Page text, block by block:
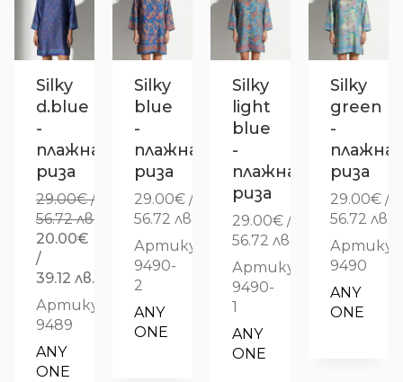
Silky
d.blue
-
плажна
риза
29.00€/
56.72 лв.
Original
price
was:
29.00€
/
20.00€
/
39.12 лв.Текущата
е:
20.00€
Артикул:
9489
ANY
ONE
Silky
blue
-
плажна
риза
29.00€ /
56.72 лв.
Артикул:
9490-
2
ANY
ONE
Silky
light
blue
-
плажна
риза
29.00€ /
56.72 лв.
Артикул:
9490-
1
ANY
ONE
Silky
green
-
плажна
риза
29.00€ /
56.72 лв.
Артикул:
9490
ANY
ONE